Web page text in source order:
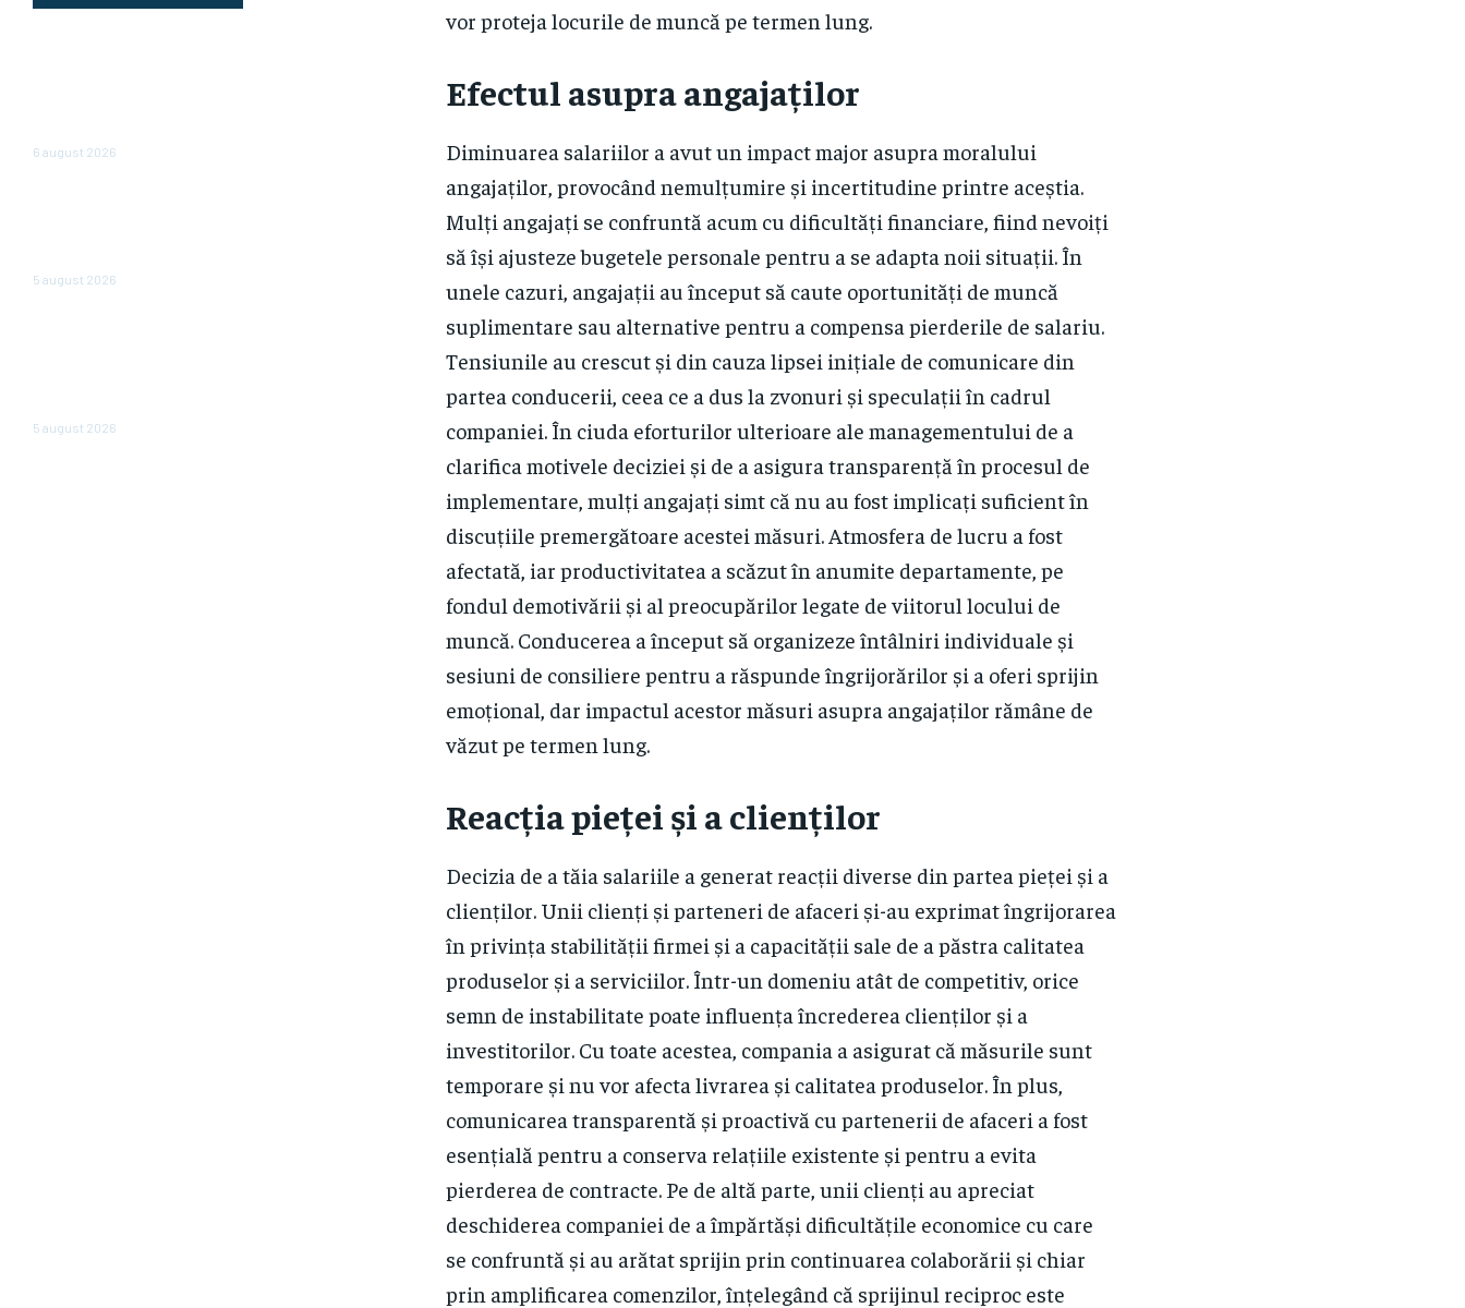
6 august 2026
5 august 2026
5 august 2026
vor proteja locurile de muncă pe termen lung.
Efectul asupra angajaților
Diminuarea salariilor a avut un impact major asupra moralului
angajaților, provocând nemulțumire și incertitudine printre aceștia.
Mulți angajați se confruntă acum cu dificultăți financiare, fiind nevoiți
să își ajusteze bugetele personale pentru a se adapta noii situații. În
unele cazuri, angajații au început să caute oportunități de muncă
suplimentare sau alternative pentru a compensa pierderile de salariu.
Tensiunile au crescut și din cauza lipsei inițiale de comunicare din
partea conducerii, ceea ce a dus la zvonuri și speculații în cadrul
companiei. În ciuda eforturilor ulterioare ale managementului de a
clarifica motivele deciziei și de a asigura transparență în procesul de
implementare, mulți angajați simt că nu au fost implicați suficient în
discuțiile premergătoare acestei măsuri. Atmosfera de lucru a fost
afectată, iar productivitatea a scăzut în anumite departamente, pe
fondul demotivării și al preocupărilor legate de viitorul locului de
muncă. Conducerea a început să organizeze întâlniri individuale și
sesiuni de consiliere pentru a răspunde îngrijorărilor și a oferi sprijin
emoțional, dar impactul acestor măsuri asupra angajaților rămâne de
văzut pe termen lung.
Reacția pieței și a clienților
Decizia de a tăia salariile a generat reacții diverse din partea pieței și a
clienților. Unii clienți și parteneri de afaceri și-au exprimat îngrijorarea
în privința stabilității firmei și a capacității sale de a păstra calitatea
produselor și a serviciilor. Într-un domeniu atât de competitiv, orice
semn de instabilitate poate influența încrederea clienților și a
investitorilor. Cu toate acestea, compania a asigurat că măsurile sunt
temporare și nu vor afecta livrarea și calitatea produselor. În plus,
comunicarea transparentă și proactivă cu partenerii de afaceri a fost
esențială pentru a conserva relațiile existente și pentru a evita
pierderea de contracte. Pe de altă parte, unii clienți au apreciat
deschiderea companiei de a împărtăși dificultățile economice cu care
se confruntă și au arătat sprijin prin continuarea colaborării și chiar
prin amplificarea comenzilor, înțelegând că sprijinul reciproc este